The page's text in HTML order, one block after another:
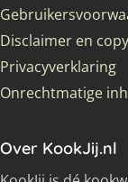
Disclaimer en
Privacyverklaring
Onrechtmatige
Over KookJij.nl